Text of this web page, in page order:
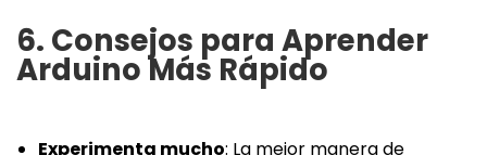
6. Consejos para Aprender
Arduino Más Rápido
Experimenta mucho: La mejor manera de